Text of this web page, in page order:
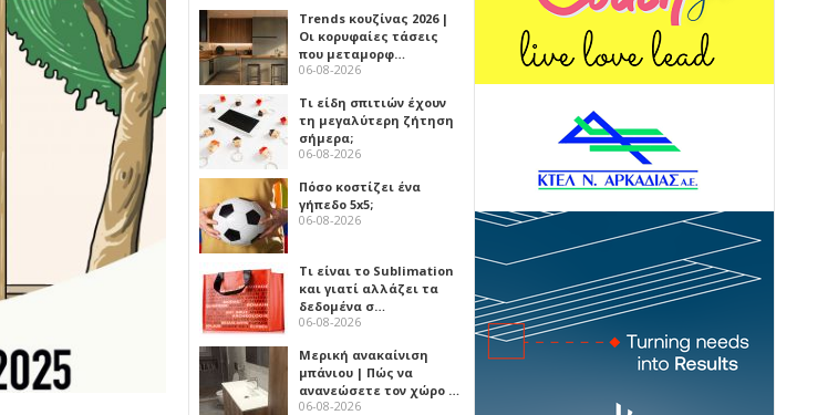
Trends κουζίνας 2026 |
Οι κορυφαίες τάσεις
που μεταμορφ…
06-08-2026
Τι είδη σπιτιών έχουν
τη μεγαλύτερη ζήτηση
σήμερα;
06-08-2026
Πόσο κοστίζει ένα
γήπεδο 5x5;
06-08-2026
Τι είναι το Sublimation
και γιατί αλλάζει τα
δεδομένα σ…
06-08-2026
Μερική ανακαίνιση
μπάνιου | Πώς να
ανανεώσετε τον χώρο …
06-08-2026